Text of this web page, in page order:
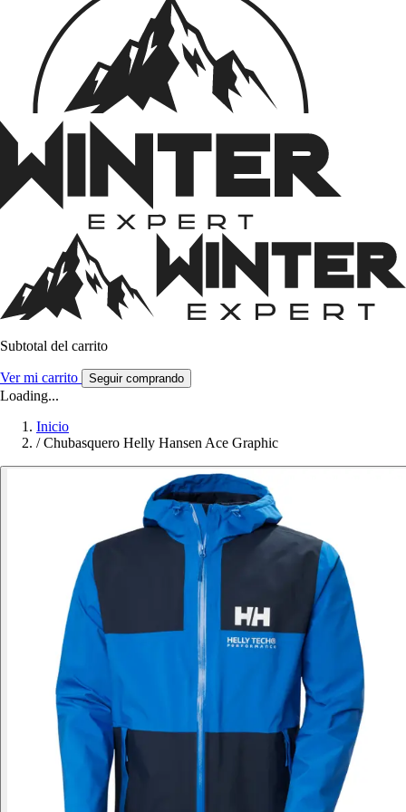
Subtotal del carrito
Ver mi carrito Seguir comprando
Loading...
Inicio
/ Chubasquero Helly Hansen Ace Graphic